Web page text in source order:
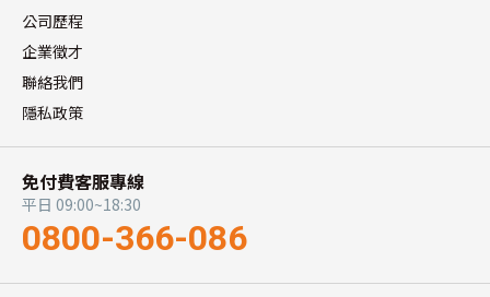
公司歷程
企業徵才
聯絡我們
隱私政策
免付費客服專線
平日 09:00~18:30
0800-366-086